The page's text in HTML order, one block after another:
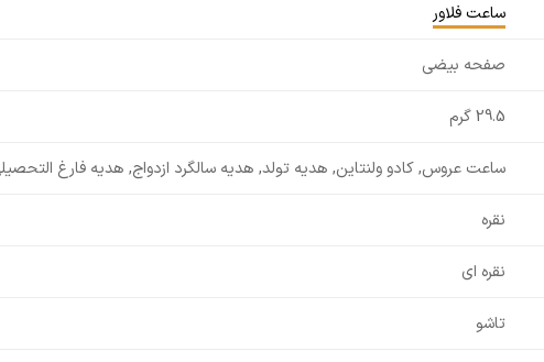
ساعت فلاور
صفحه بیضی
29.5 گرم
ساعت عروس, کادو ولنتاین, هدیه تولد, هدیه سالگرد ازدواج, هدیه فارغ
نقره
نقره ای
تاشو